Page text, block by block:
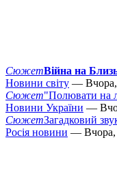
СюжетВійна на
Новини світу — Вчора,
Сюжет"Полювати на
Новини України —
СюжетЗагадковий
Росія новини — Вчора,